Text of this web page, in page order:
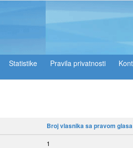
Statistike
Broj vlasnika sa pravom glasa
1